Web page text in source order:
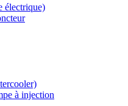
électrique)
à injection